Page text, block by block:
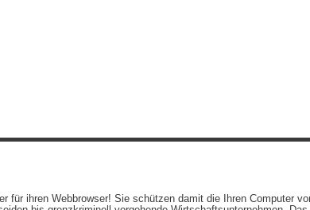
Beiträge (RSS)undKommentare
für ihren Webbrowser! Sie schützen damit die Ihren Computer